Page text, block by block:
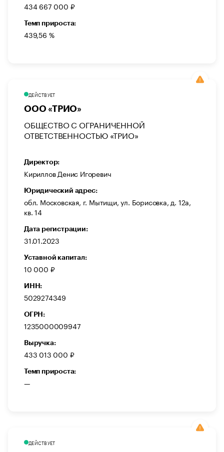
434 667 000 ₽
Темп прироста:
439,56 %
ДЕЙСТВУЕТ
ООО «ТРИО»
ОБЩЕСТВО С ОГРАНИЧЕННОЙ
ОТВЕТСТВЕННОСТЬЮ «ТРИО»
Директор:
Кириллов Денис Игоревич
Юридический адрес:
обл. Московская, г. Мытищи, ул. Борисовка, д. 12а,
кв. 14
Дата регистрации:
31.01.2023
Уставной капитал:
10 000 ₽
ИНН:
5029274349
ОГРН:
1235000009947
Выручка:
433 013 000 ₽
Темп прироста:
—
ДЕЙСТВУЕТ